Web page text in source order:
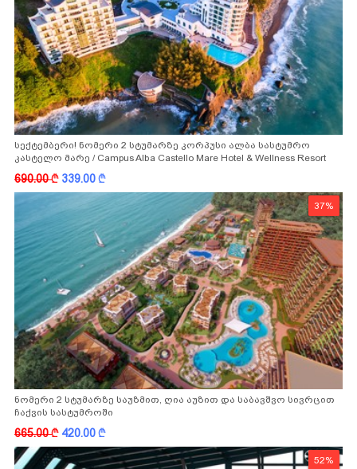
სექტემბერი! ნომერი 2 სტუმარზე კორპუსი ალბა სასტუმრო
კასტელო მარე / Campus Alba Castello Mare Hotel & Wellness Resort
-სგან!
690.00k 339.00k
37%
ნომერი 2 სტუმარზე საუზმით, ღია აუზით და საბავშვო სივრცით
ჩაქვის სასტუმროში
665.00k 420.00k
52%